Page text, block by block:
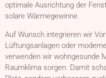
optimale Ausrichtung der
solare Wärmegewinne.
Auf Wunsch integrieren wir
Lüftungsanlagen oder
verwenden wir wohngesunde
Raumklima sorgen. Damit